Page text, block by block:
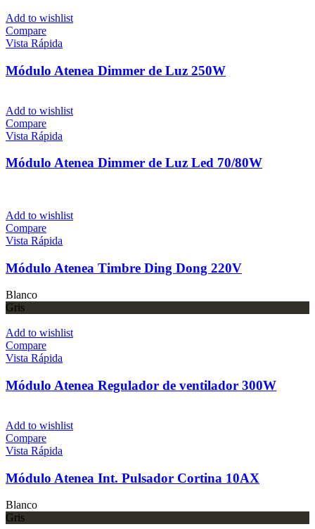
Add to wishlist
Compare
Vista Rápida
Módulo Atenea Dimmer de Luz 250W
Add to wishlist
Compare
Vista Rápida
Módulo Atenea Dimmer de Luz Led 70/80W
Add to wishlist
Compare
Vista Rápida
Módulo Atenea Timbre Ding Dong 220V
Blanco
Gris
Add to wishlist
Compare
Vista Rápida
Módulo Atenea Regulador de ventilador 300W
Add to wishlist
Compare
Vista Rápida
Módulo Atenea Int. Pulsador Cortina 10AX
Blanco
Gris